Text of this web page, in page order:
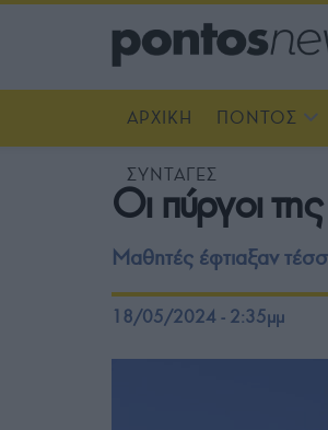
ΑΡΧΙΚΗ ΠΟΝΤΟΣ
ΣΥΝΤΑΓΕΣ
Οι πύργοι
Μαθητές έφτιαξαν
18/05/2024 - 2:35μμ